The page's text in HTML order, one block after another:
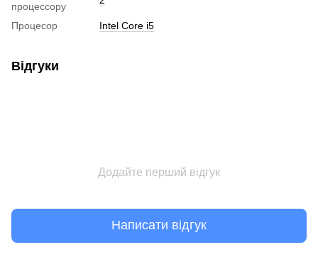
процессору
Процесор Intel Core i5
Відгуки
Додайте перший відгук
Написати відгук